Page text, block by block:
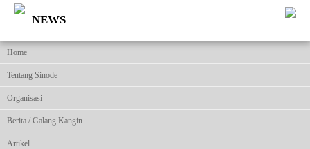
NEWS
Home
Tentang Sinode
Organisasi
Berita / Galang Kangin
Artikel